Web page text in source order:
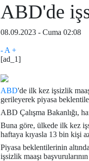
ABD'de
08.09.2023 - Cuma 02:08
- A +
[ad_1]
ABD'de ilk kez işsizlik
gerileyerek piyasa
ABD Çalışma Bakanlığı,
Buna göre, ülkede ilk kez
haftaya kıyasla 13 bin kişi
Piyasa beklentilerinin
işsizlik maaşı